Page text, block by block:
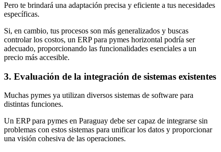
Pero te brindará una adaptación precisa y eficiente a tus necesidades
específicas.
Si, en cambio, tus procesos son más generalizados y buscas
controlar los costos, un ERP para pymes horizontal podría ser
adecuado, proporcionando las funcionalidades esenciales a un
precio más accesible.
3. Evaluación de la integración de sistemas existentes
Muchas pymes ya utilizan diversos sistemas de software para
distintas funciones.
Un ERP para pymes en Paraguay debe ser capaz de integrarse sin
problemas con estos sistemas para unificar los datos y proporcionar
una visión cohesiva de las operaciones.